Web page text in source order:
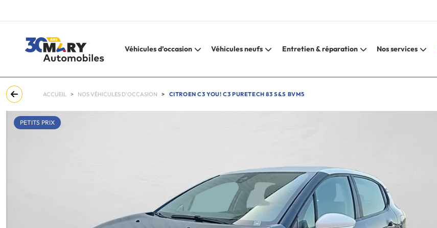
Véhicules d’occasion Véhicules neufs Entretien & réparation Nos services
ACCUEIL NOS VÉHICULES D'OCCASION CITROEN C3 YOU! C3 PURETECH 83 S&S BVM5
PETITS PRIX